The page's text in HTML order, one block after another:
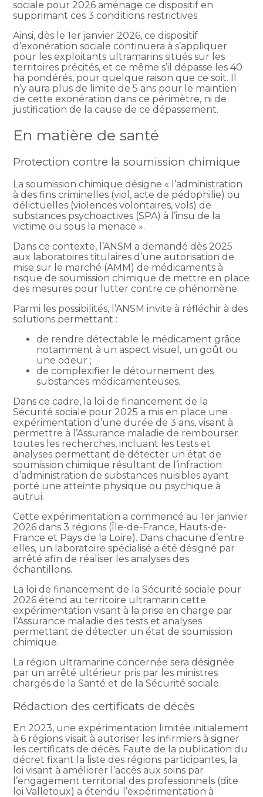
sociale pour 2026 aménage ce dispositif en
supprimant ces 3 conditions restrictives.
Ainsi, dès le 1er janvier 2026, ce dispositif
d’exonération sociale continuera à s’appliquer
pour les exploitants ultramarins situés sur les
territoires précités, et ce même s’il dépasse les 40
ha pondérés, pour quelque raison que ce soit. Il
n’y aura plus de limite de 5 ans pour le maintien
de cette exonération dans ce périmètre, ni de
justification de la cause de ce dépassement.
En matière de santé
Protection contre la soumission chimique
La soumission chimique désigne « l’administration
à des fins criminelles (viol, acte de pédophilie) ou
délictuelles (violences volontaires, vols) de
substances psychoactives (SPA) à l’insu de la
victime ou sous la menace ».
Dans ce contexte, l’ANSM a demandé dès 2025
aux laboratoires titulaires d’une autorisation de
mise sur le marché (AMM) de médicaments à
risque de soumission chimique de mettre en place
des mesures pour lutter contre ce phénomène.
Parmi les possibilités, l’ANSM invite à réfléchir à des
solutions permettant :
de rendre détectable le médicament grâce
notamment à un aspect visuel, un goût ou
une odeur ;
de complexifier le détournement des
substances médicamenteuses.
Dans ce cadre, la loi de financement de la
Sécurité sociale pour 2025 a mis en place une
expérimentation d’une durée de 3 ans, visant à
permettre à l’Assurance maladie de rembourser
toutes les recherches, incluant les tests et
analyses permettant de détecter un état de
soumission chimique résultant de l’infraction
d’administration de substances nuisibles ayant
porté une atteinte physique ou psychique à
autrui.
Cette expérimentation a commencé au 1er janvier
2026 dans 3 régions (Île-de-France, Hauts-de-
France et Pays de la Loire). Dans chacune d’entre
elles, un laboratoire spécialisé a été désigné par
arrêté afin de réaliser les analyses des
échantillons.
La loi de financement de la Sécurité sociale pour
2026 étend au territoire ultramarin cette
expérimentation visant à la prise en charge par
l’Assurance maladie des tests et analyses
permettant de détecter un état de soumission
chimique.
La région ultramarine concernée sera désignée
par un arrêté ultérieur pris par les ministres
chargés de la Santé et de la Sécurité sociale.
Rédaction des certificats de décès
En 2023, une expérimentation limitée initialement
à 6 régions visait à autoriser les infirmiers à signer
les certificats de décès. Faute de la publication du
décret fixant la liste des régions participantes, la
loi visant à améliorer l’accès aux soins par
l’engagement territorial des professionnels (dite
loi Valletoux) a étendu l’expérimentation à